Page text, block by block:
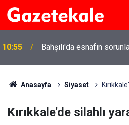
10:55 Bahşılı'da esnafın
Anasayfa Siyaset
Kırıkkale'de silahlı